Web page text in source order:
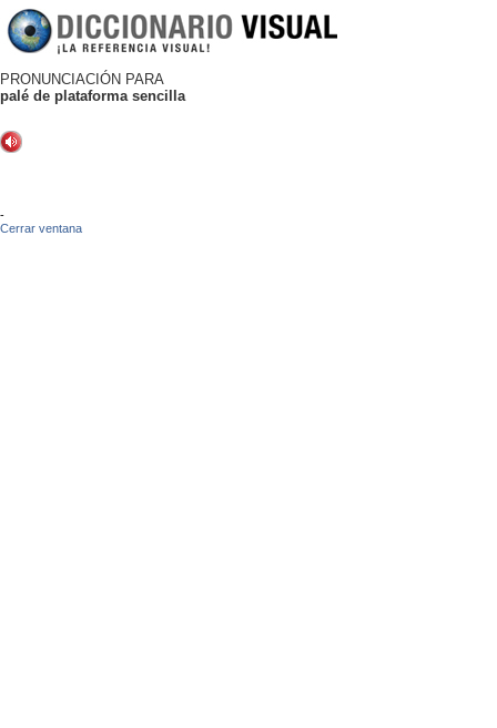
PRONUNCIACIÓN PARA
palé de plataforma sencilla
-
Cerrar ventana